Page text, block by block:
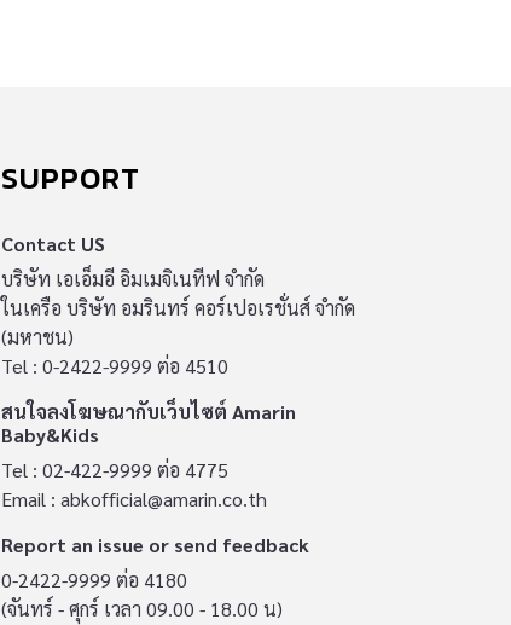
SUPPORT
Contact US
บริษัท เอเอ็มอี อิมเมจิเนทีฟ จำกัด
ในเครือ บริษัท อมรินทร์ คอร์เปอเรชั่นส์ จำกัด
(มหาชน)
Tel : 0-2422-9999 ต่อ 4510
สนใจลงโฆษณากับเว็บไซต์ Amarin
Baby&Kids
Tel : 02-422-9999 ต่อ 4775
Email : abkofficial@amarin.co.th
Report an issue or send feedback
0-2422-9999 ต่อ 4180
(จันทร์ - ศุกร์ เวลา 09.00 - 18.00 น)